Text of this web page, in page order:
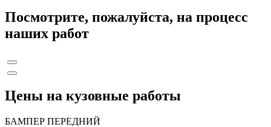
Посмотрите, пожалуйста, на процесс
наших работ
Цены на кузовные работы
БАМПЕР ПЕРЕДНИЙ